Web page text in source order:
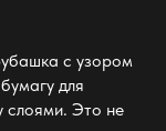
с узором
для
слоями. Это не